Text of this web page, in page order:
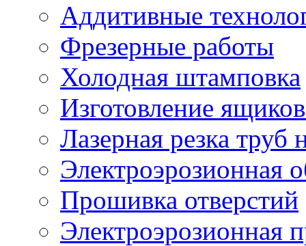
Аддитивные
Фрезерные работы
Холодная штамповка
Изготовление
Лазерная резка труб
Электроэрозионная
Прошивка отверстий
Электроэрозионная